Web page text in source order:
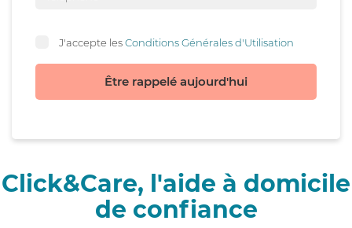
J'accepte lesConditions Générales d'Utilisation
Être rappelé aujourd'hui
Click&Care, l'aide à domicile
de confiance